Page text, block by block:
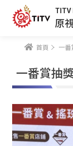
TITV
原
首頁 一番
一番賞抽